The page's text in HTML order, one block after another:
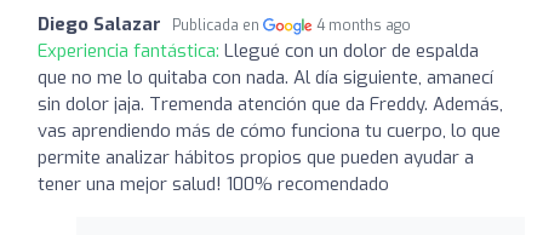
Diego Salazar Publicada en 4 months ago
Experiencia fantástica: Llegué con un dolor de espalda
que no me lo quitaba con nada. Al día siguiente, amanecí
sin dolor jaja. Tremenda atención que da Freddy. Además,
vas aprendiendo más de cómo funciona tu cuerpo, lo que
permite analizar hábitos propios que pueden ayudar a
tener una mejor salud! 100% recomendado